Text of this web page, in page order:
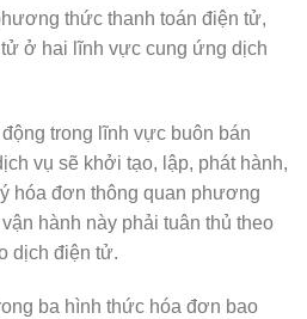
thức thanh toán điện tử,
ở hai lĩnh vực cung ứng dịch
trong lĩnh vực buôn bán
vụ sẽ khởi tạo, lập, phát hành,
hóa đơn thông quan phương
hành này phải tuân thủ theo
dịch điện tử.
ba hình thức hóa đơn bao